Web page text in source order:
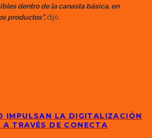
dentro de la canasta básica, en
productos”,dijo.
IMPULSAN LA DIGITALIZACIÓN
A TRAVÉS DE CONECTA